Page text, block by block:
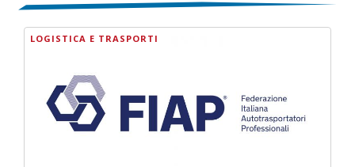
LOGISTICA E TRASPORTI